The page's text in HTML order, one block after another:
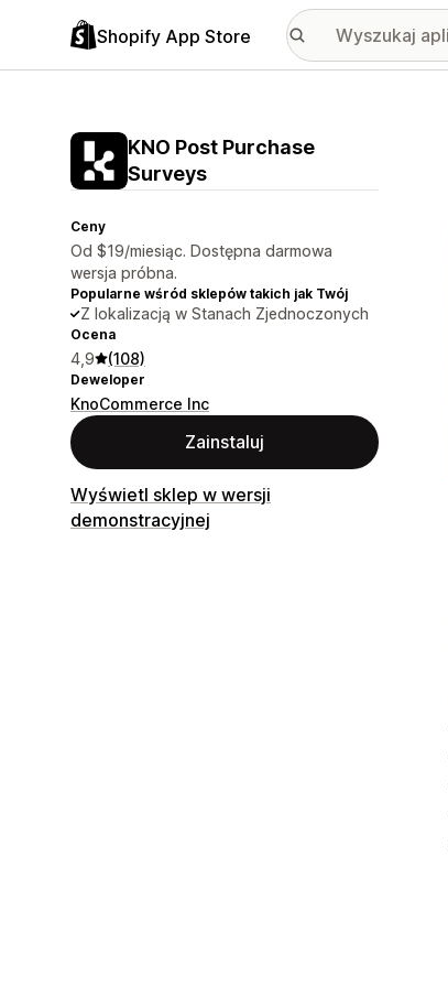
Shopify App Store
KNO Post Purchase
Surveys
Ceny
Od $19/miesiąc. Dostępna darmowa
wersja próbna.
Popularne wśród sklepów takich jak Twój
Z lokalizacją w Stanach Zjednoczonych
Ocena
4,9 (108)
Deweloper
KnoCommerce Inc
Zainstaluj
Wyświetl sklep w wersji
demonstracyjnej